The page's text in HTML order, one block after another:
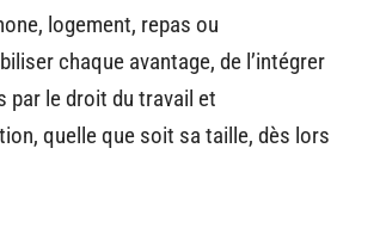
logement, repas ou
chaque avantage, de l’intégrer
par le droit du travail et
quelle que soit sa taille, dès lors